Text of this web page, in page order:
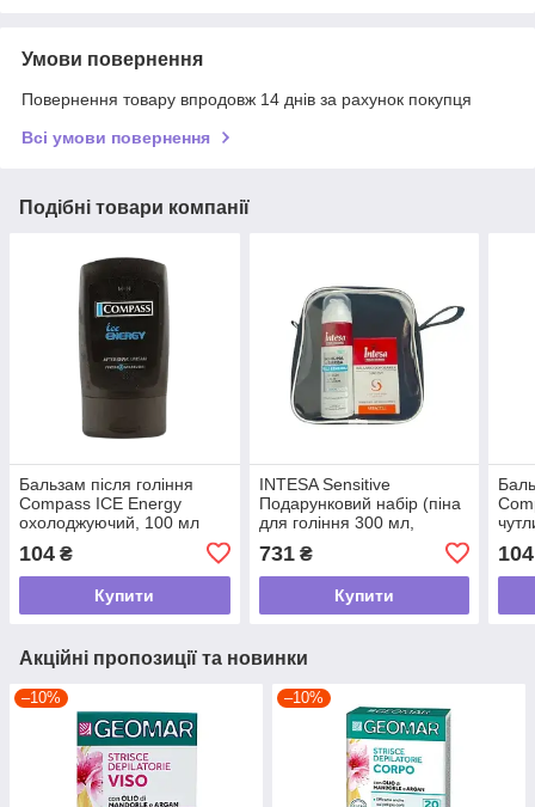
Умови повернення
Повернення товару впродовж 14 днів за рахунок покупця
Всі умови повернення
Подібні товари компанії
Бальзам після гоління
Compass ICE Energy
охолоджуючий, 100 мл
104 ₴
Купити
INTESA Sensitive
Подарунковий набір (піна
для гоління 300 мл,
бальзам після гоління 100
мл)
731₴
Купити
104
Акційні пропозиції та новинки
–10% –10%